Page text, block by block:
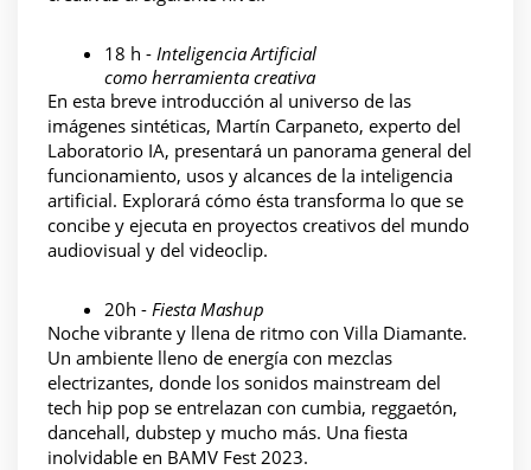
18 h - Inteligencia Artificial
como herramienta creativa
En esta breve introducción al universo de las
imágenes sintéticas, Martín Carpaneto, experto del
Laboratorio IA, presentará un panorama general del
funcionamiento, usos y alcances de la inteligencia
artificial. Explorará cómo ésta transforma lo que se
concibe y ejecuta en proyectos creativos del mundo
audiovisual y del videoclip.
20h - Fiesta Mashup
Noche vibrante y llena de ritmo con Villa Diamante.
Un ambiente lleno de energía con mezclas
electrizantes, donde los sonidos mainstream del
tech hip pop se entrelazan con cumbia, reggaetón,
dancehall, dubstep y mucho más. Una fiesta
inolvidable en BAMV Fest 2023.